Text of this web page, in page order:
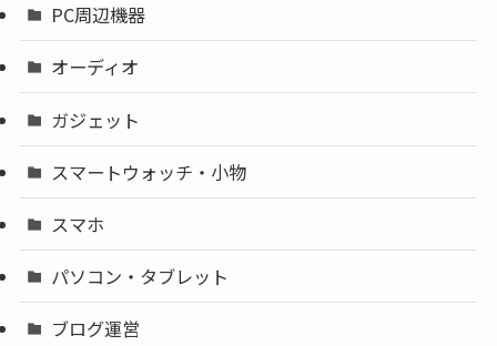
PC周辺機器
オーディオ
ガジェット
スマートウォッチ・小物
スマホ
パソコン・タブレット
ブログ運営